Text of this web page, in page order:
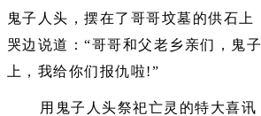
鬼子人头，摆在了哥哥坟墓的供石上
哭边说道：“哥哥和父老乡亲们，鬼
上，我给你们报仇啦!”
用鬼子人头祭祀亡灵的特大喜讯